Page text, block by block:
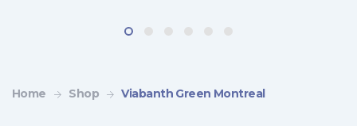
Home Shop Viabanth Green Montreal